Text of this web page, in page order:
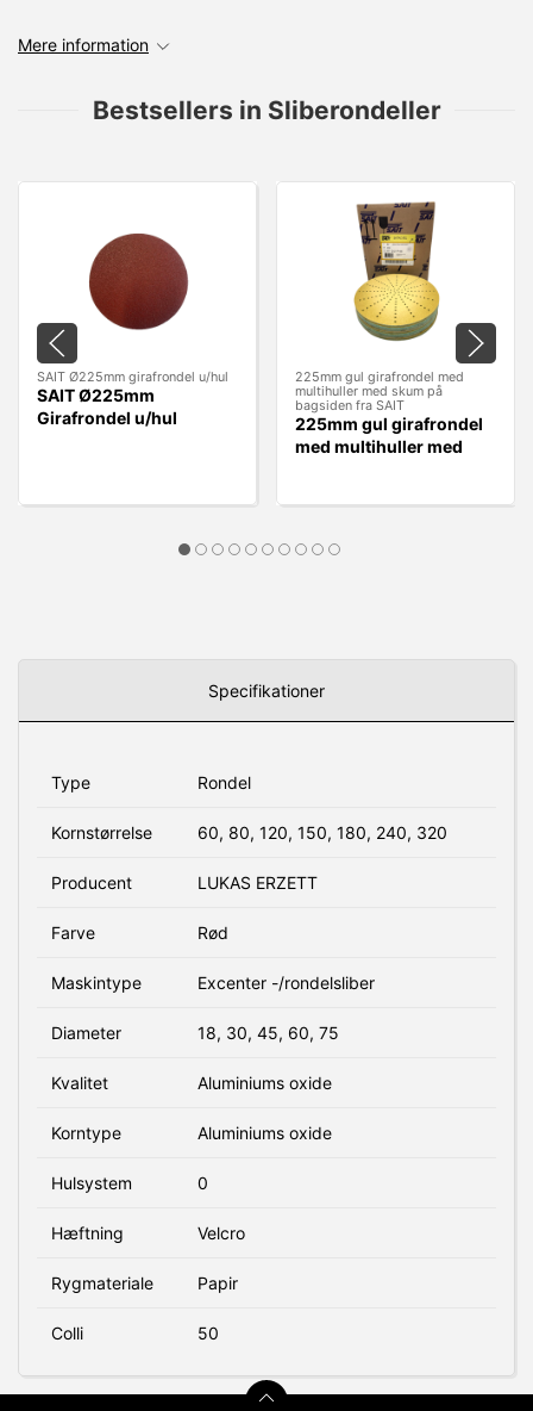
Mere information
Bestsellers in Sliberondeller
SAIT Ø225mm girafrondel u/hul
SAIT Ø225mm
Girafrondel u/hul
225mm gul girafrondel med
multihuller med skum på
bagsiden fra SAIT
225mm gul girafrondel
med multihuller med
Specifikationer
Type Rondel
Kornstørrelse 60, 80, 120, 150, 180, 240, 320
Producent LUKAS ERZETT
Farve Rød
Maskintype Excenter -/rondelsliber
Diameter 18, 30, 45, 60, 75
Kvalitet Aluminiums oxide
Korntype Aluminiums oxide
Hulsystem 0
Hæftning Velcro
Rygmateriale Papir
Colli 50